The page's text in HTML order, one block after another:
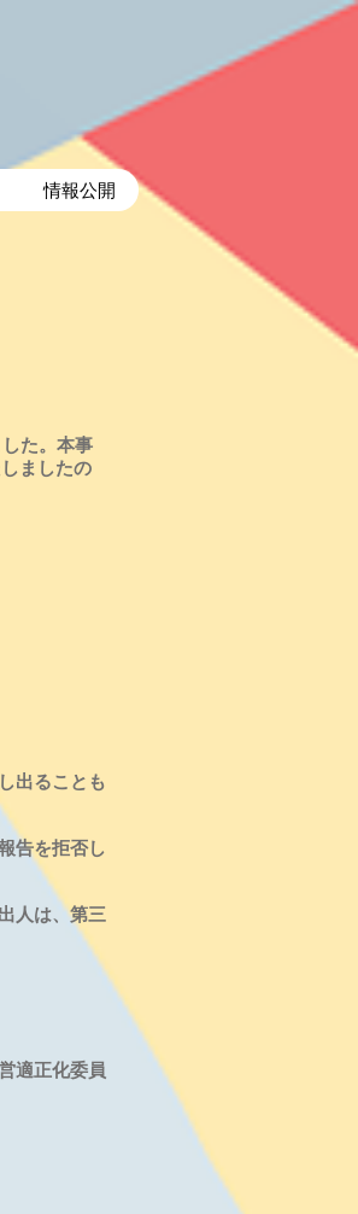
情報公開
た。本事
ましたの
出ることも
告を拒否し
人は、第三
適正化委員